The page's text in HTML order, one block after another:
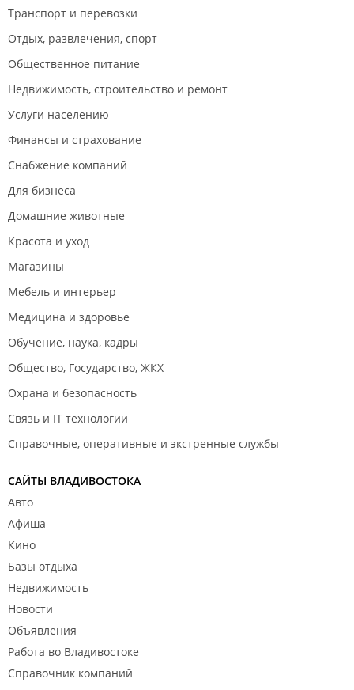
Транспорт и перевозки
Отдых, развлечения, спорт
Общественное питание
Недвижимость, строительство и ремонт
Услуги населению
Финансы и страхование
Снабжение компаний
Для бизнеса
Домашние животные
Красота и уход
Магазины
Мебель и интерьер
Медицина и здоровье
Обучение, наука, кадры
Общество, Государство, ЖКХ
Охрана и безопасность
Связь и IT технологии
Справочные, оперативные и экстренные службы
САЙТЫ ВЛАДИВОСТОКА
Авто
Афиша
Кино
Базы отдыха
Недвижимость
Новости
Объявления
Работа во Владивостоке
Справочник компаний